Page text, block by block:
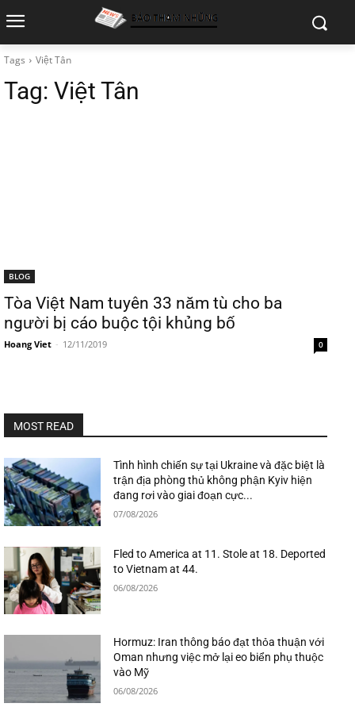
Tags Việt Tân
Tag: Việt Tân
BLOG
Tòa Việt Nam tuyên 33 năm tù cho ba
người bị cáo buộc tội khủng bố
Hoang Viet - 12/11/2019 0
MOST READ
Tình hình chiến sự tại Ukraine và đặc biệt là
trận địa phòng thủ không phận Kyiv hiện
đang rơi vào giai đoạn cực...
07/08/2026
Fled to America at 11. Stole at 18. Deported
to Vietnam at 44.
06/08/2026
Hormuz: Iran thông báo đạt thỏa thuận với
Oman nhưng việc mở lại eo biển phụ thuộc
vào Mỹ
06/08/2026